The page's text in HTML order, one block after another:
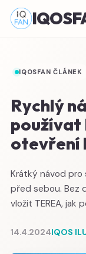
IQOSFAN ČLÁNEK
Rychlý
používat
otevření
Krátký návod pro
před sebou. Bez
vložit TEREA, jak
14.4.2024IQOS